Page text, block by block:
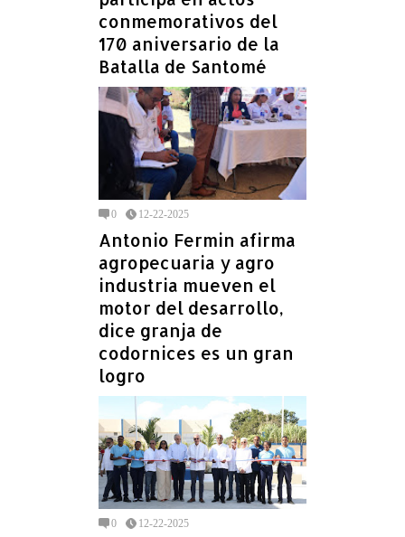
conmemorativos del
170 aniversario de la
Batalla de Santomé
0 12-22-2025
Antonio Fermin afirma
agropecuaria y agro
industria mueven el
motor del desarrollo,
dice granja de
codornices es un gran
logro
0 12-22-2025